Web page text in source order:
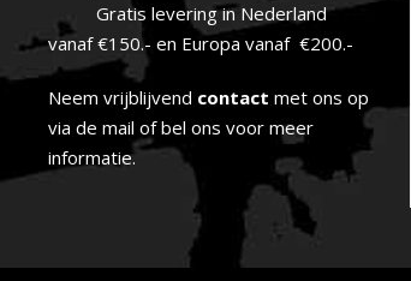
Gratis levering in Nederland
vanaf €150.- en Europa vanaf €200.-
Neem vrijblijvend contact met ons op
via de mail of bel ons voor meer
informatie.